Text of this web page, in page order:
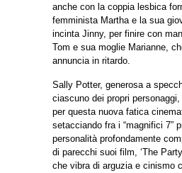
anche con la coppia lesbica
femminista Martha e la sua
incinta Jinny, per finire con
Tom e sua moglie Marianne,
annuncia in ritardo.
Sally Potter, generosa a
ciascuno dei propri
per questa nuova fatica
setacciando fra i “magnifici 7”
personalità profondamente
di parecchi suoi film, ‘The
che vibra di arguzia e cinismo